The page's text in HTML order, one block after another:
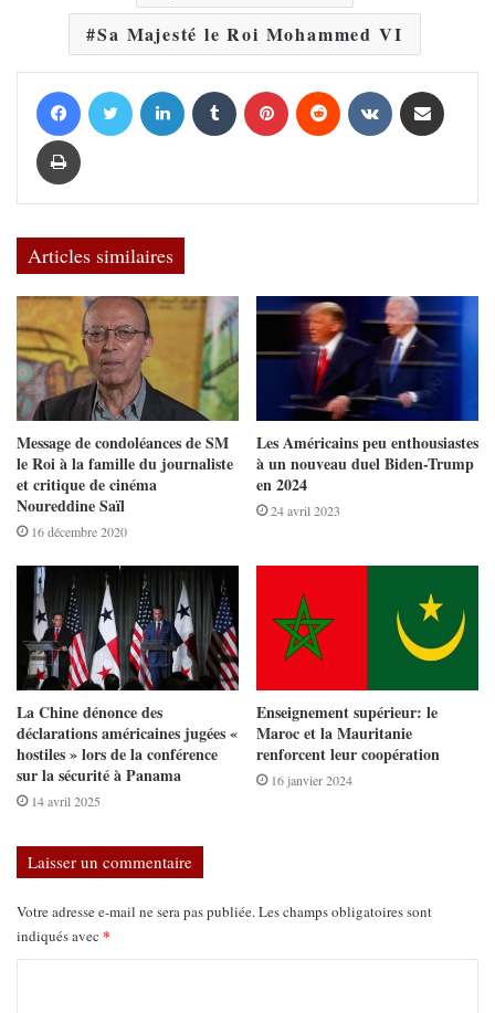
Sa Majesté le Roi Mohammed VI
Articles similaires
Message de condoléances de SM
le Roi à la famille du journaliste
et critique de cinéma
Noureddine Saïl
16 décembre 2020
Les Américains peu enthousiastes
à un nouveau duel Biden-Trump
en 2024
24 avril 2023
La Chine dénonce des
déclarations américaines jugées «
hostiles » lors de la conférence
sur la sécurité à Panama
14 avril 2025
Enseignement supérieur: le
Maroc et la Mauritanie
renforcent leur coopération
16 janvier 2024
Laisser un commentaire
Votre adresse e-mail ne sera pas publiée.Les champs obligatoires sont
indiqués avec *